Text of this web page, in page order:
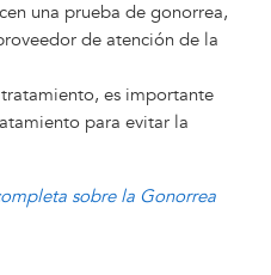
una prueba de gonorrea,
de atención de la
es importante
para evitar la
sobre la Gonorrea